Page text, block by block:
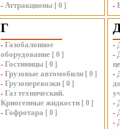
- Аттракционы [ 0 ] -
Г
- Газобалонное
оборудование [ 0 ]
- Гостиницы [ 0 ]
- Грузовые автомобили [ 0 ]
- Грузоперевозки [ 0 ]
- Газ технический.
Криогенные жидкости [ 0 ]
- Гофротара [ 0 ]
-
-
-
-
-
-